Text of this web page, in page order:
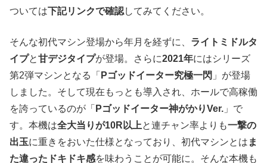
ついては下記リンクで確認してみてください。
そんな初代マシン登場から年月を経ずに、 ライトミドルタ
イプと甘デジタイプが登場。さらに2021年にはシリーズ
第2弾マシンとなる「 Pゴッドイーター究極一閃 」が登場
しました。そして現在もっとも導入され、ホールで高稼働
を誇っているのが「 Pゴッドイーター神がかりVer. 」で
す。本機は全大当りが10R以上と連チャン率よりも一撃の
出玉に重きをおいた仕様となっており、初代マシンとは ま
た違ったドキドキ感を味わうことが可能に。そんな本機も